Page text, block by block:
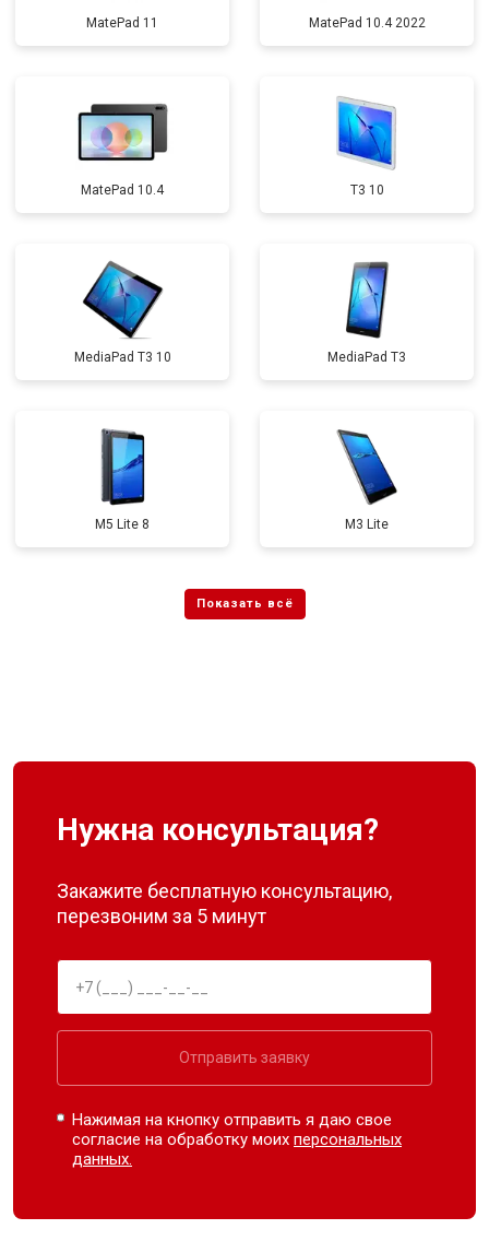
MatePad 11 MatePad 10.4 2022
MatePad 10.4 T3 10
MediaPad T3 10 MediaPad T3
M5 Lite 8 M3 Lite
Нужна консультация?
Закажите бесплатную консультацию,
перезвоним за 5 минут
Отправить заявку
Нажимая на кнопку отправить я даю свое
согласие на обработку моихперсональных
данных.